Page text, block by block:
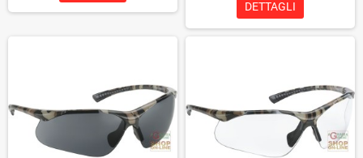
DETTAGLI